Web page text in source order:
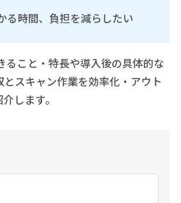
る時間、負担を減らしたい
ること・特長や導入後の具体的な
スキャン作業を効率化・アウト
します。